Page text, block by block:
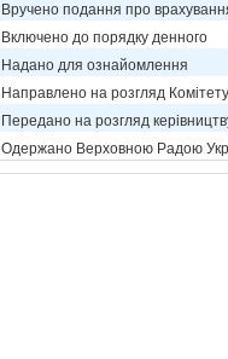
Вручено подання про
Включено до порядку денного
Надано для ознайомлення
Направлено на розгляд Комітету
Передано на розгляд
Одержано Верховною Радою